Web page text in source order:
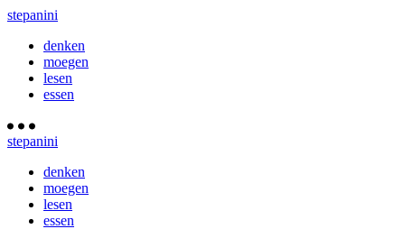
stepanini
denken
moegen
lesen
essen
stepanini
denken
moegen
lesen
essen